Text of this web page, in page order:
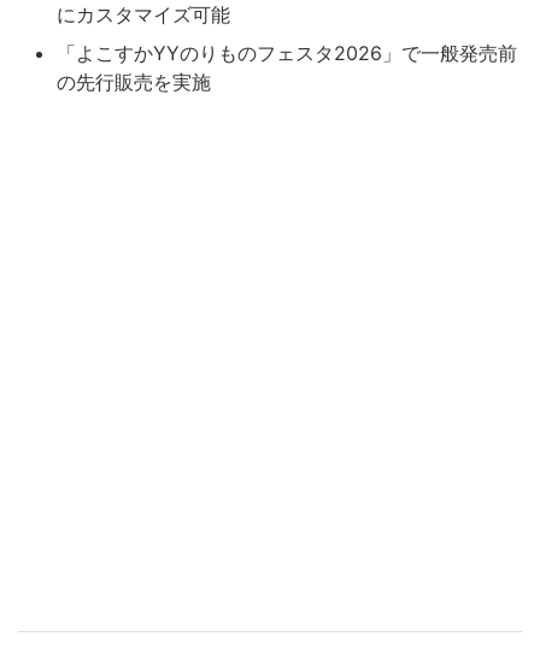
にカスタマイズ可能
「よこすかYYのりものフェスタ2026」で一般発売前
の先行販売を実施